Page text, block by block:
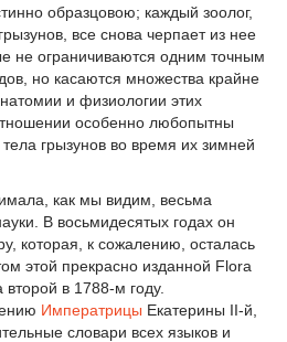
образцовою; каждый зоолог,
все снова черпает из нее
не ограничиваются одним точным
но касаются множества крайне
и физиологии этих
особенно любопытны
грызунов во время их зимней
как мы видим, весьма
В восьмидесятых годах он
которая, к сожалению, осталась
этой прекрасно изданной Flora
в 1788-м году.
Императрицы Екатерины II-й,
словари всех языков и